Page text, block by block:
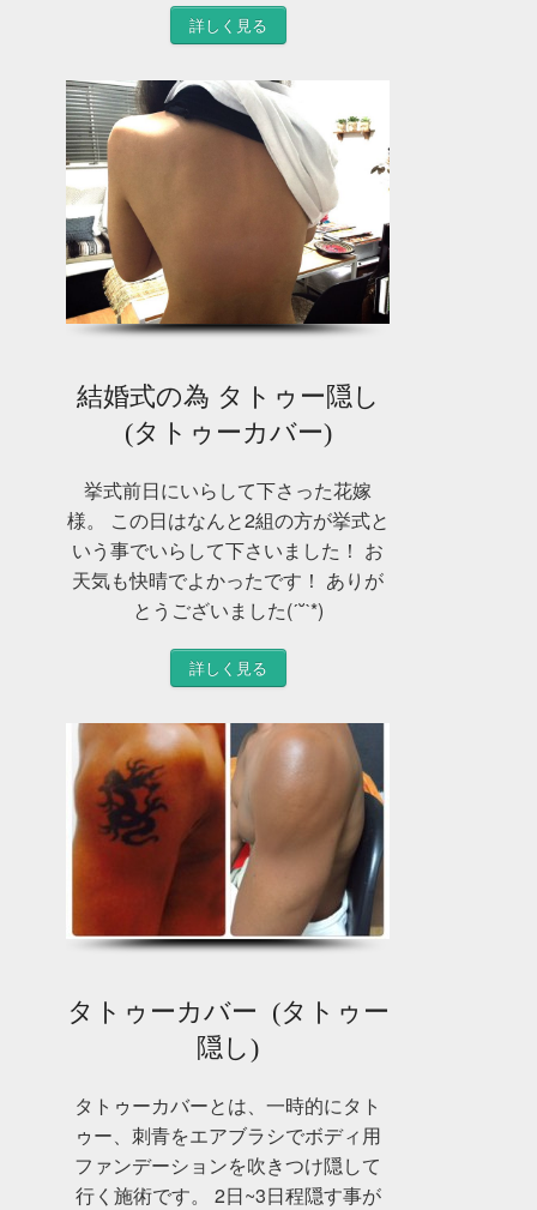
詳しく見る
結婚式の為 タトゥー隠し
(タトゥーカバー)
挙式前日にいらして下さった花嫁
様。 この日はなんと2組の方が挙式と
いう事でいらして下さいました！ お
天気も快晴でよかったです！ ありが
とうございました(ˊ˘ˋ*)
詳しく見る
タトゥーカバー (タトゥー
隠し)
タトゥーカバーとは、一時的にタト
ゥー、刺青をエアブラシでボディ用
ファンデーションを吹きつけ隠して
行く施術です。 2日~3日程隠す事が